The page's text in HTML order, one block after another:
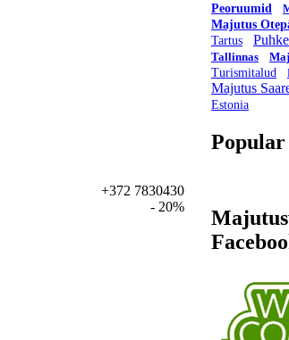
+372 7830430
- 20%
Peoruumid
Majutus
Tartus
Tallinnas
Turismitalud
Majutus
Estonia
Popular